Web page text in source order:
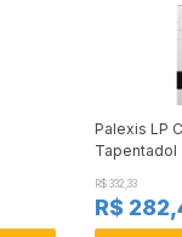
Palexis LP
Tapentadol
R$ 332,33
R$